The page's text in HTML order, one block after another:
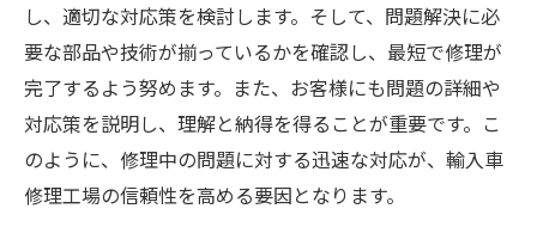
し、適切な対応策を検討します。そして、問題解決に必
要な部品や技術が揃っているかを確認し、最短で修理が
完了するよう努めます。また、お客様にも問題の詳細や
対応策を説明し、理解と納得を得ることが重要です。こ
のように、修理中の問題に対する迅速な対応が、輸入車
修理工場の信頼性を高める要因となります。